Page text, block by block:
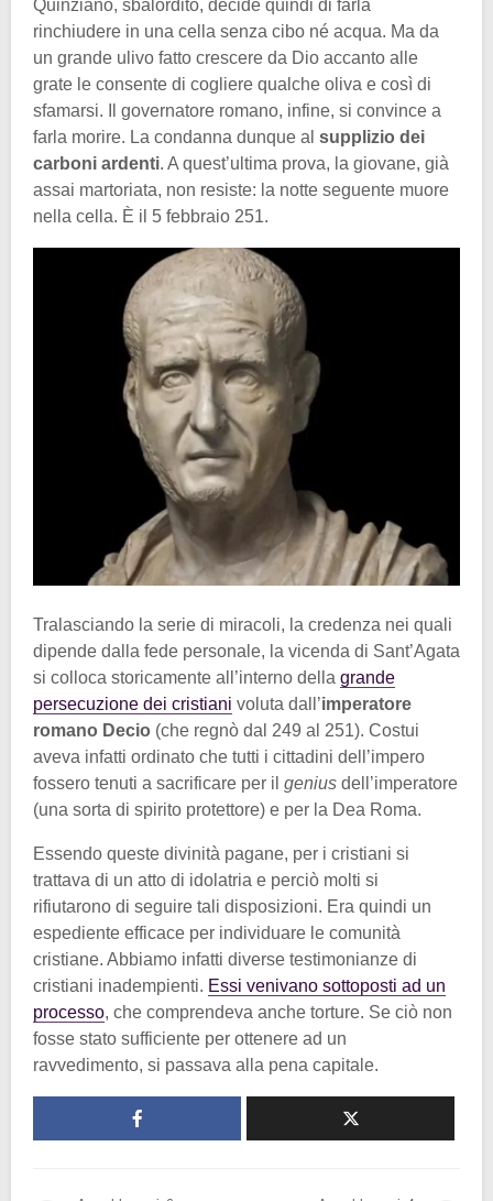
Quinziano, sbalordito, decide quindi di farla
rinchiudere in una cella senza cibo né acqua. Ma da
un grande ulivo fatto crescere da Dio accanto alle
grate le consente di cogliere qualche oliva e così di
sfamarsi. Il governatore romano, infine, si convince a
farla morire. La condanna dunque al supplizio dei
carboni ardenti. A quest’ultima prova, la giovane, già
assai martoriata, non resiste: la notte seguente muore
nella cella. È il 5 febbraio 251.
Tralasciando la serie di miracoli, la credenza nei quali
dipende dalla fede personale, la vicenda di Sant’Agata
si colloca storicamente all’interno della grande
persecuzione dei cristiani voluta dall’imperatore
romano Decio (che regnò dal 249 al 251). Costui
aveva infatti ordinato che tutti i cittadini dell’impero
fossero tenuti a sacrificare per il genius dell’imperatore
(una sorta di spirito protettore) e per la Dea Roma.
Essendo queste divinità pagane, per i cristiani si
trattava di un atto di idolatria e perciò molti si
rifiutarono di seguire tali disposizioni. Era quindi un
espediente efficace per individuare le comunità
cristiane. Abbiamo infatti diverse testimonianze di
cristiani inadempienti. Essi venivano sottoposti ad un
processo, che comprendeva anche torture. Se ciò non
fosse stato sufficiente per ottenere ad un
ravvedimento, si passava alla pena capitale.